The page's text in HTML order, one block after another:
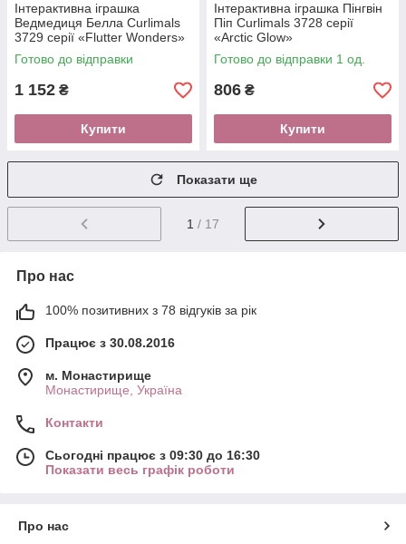
Інтерактивна іграшка
Ведмедиця Белла Curlimals
3729 серії «Flutter Wonders»
Готово до відправки
1 152 ₴
Купити
Інтерактивна іграшка Пінгвін
Піп Curlimals 3728 серії
«Arctic Glow»
Готово до відправки 1 од.
806 ₴
Купити
Показати ще
1 / 17
Про нас
100% позитивних з 78 відгуків за рік
Працює з 30.08.2016
м. Монастирище
Монастирище, Україна
Контакти
Сьогодні працює з 09:30 до 16:30
Показати весь графік роботи
Про нас